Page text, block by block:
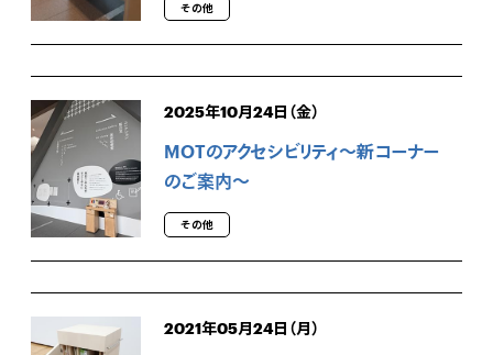
その他
2025年10月24日（金）
MOTのアクセシビリティ～新コーナー
のご案内～
その他
2021年05月24日（月）